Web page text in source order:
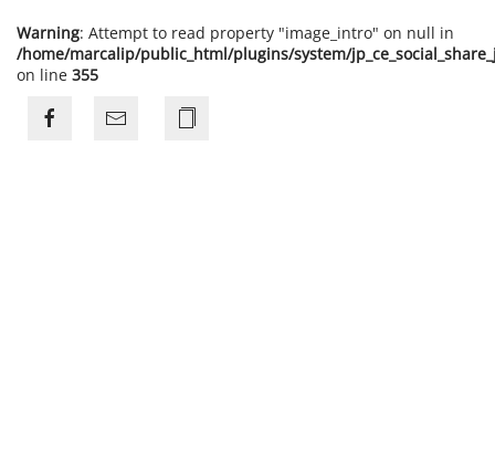
Warning: Attempt to read property "image_intro" on null in
/home/marcalip/public_html/plugins/system/
on line 355